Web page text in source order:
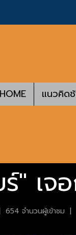
HOME แนวคิด
" เจ
654 จำนวนผู้เข้าชม |